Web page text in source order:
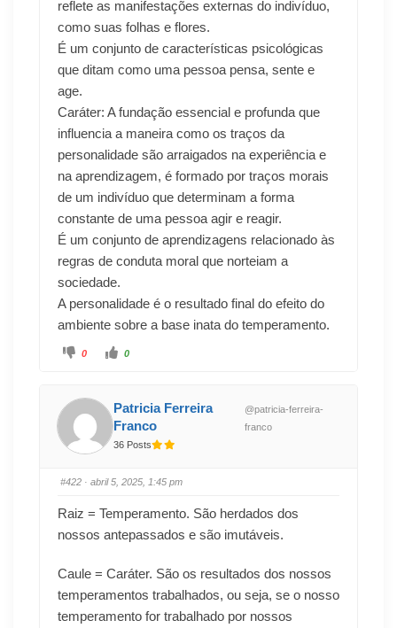
reflete as manifestações externas do indivíduo,
como suas folhas e flores.
É um conjunto de características psicológicas
que ditam como uma pessoa pensa, sente e
age.
Caráter: A fundação essencial e profunda que
influencia a maneira como os traços da
personalidade são arraigados na experiência e
na aprendizagem, é formado por traços morais
de um indivíduo que determinam a forma
constante de uma pessoa agir e reagir.
É um conjunto de aprendizagens relacionado às
regras de conduta moral que norteiam a
sociedade.
A personalidade é o resultado final do efeito do
ambiente sobre a base inata do temperamento.
0 0
Patricia Ferreira
Franco
@patricia-ferreira-
franco
36 Posts
#422 · abril 5, 2025, 1:45 pm
Raiz = Temperamento. São herdados dos
nossos antepassados e são imutáveis.
Caule = Caráter. São os resultados dos nossos
temperamentos trabalhados, ou seja, se o nosso
temperamento for trabalhado por nossos